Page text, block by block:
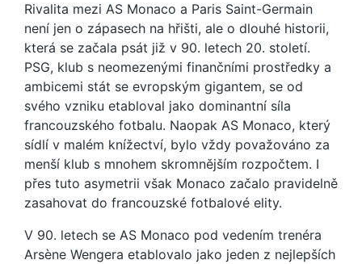
Rivalita mezi AS Monaco a Paris Saint-Germain
není jen o zápasech na hřišti, ale o dlouhé historii,
která se začala psát již v 90. letech 20. století.
PSG, klub s neomezenými finančními prostředky a
ambicemi stát se evropským gigantem, se od
svého vzniku etabloval jako dominantní síla
francouzského fotbalu. Naopak AS Monaco, který
sídlí v malém knížectví, bylo vždy považováno za
menší klub s mnohem skromnějším rozpočtem. I
přes tuto asymetrii však Monaco začalo pravidelně
zasahovat do francouzské fotbalové elity.
V 90. letech se AS Monaco pod vedením trenéra
Arsène Wengera etablovalo jako jeden z nejlepších